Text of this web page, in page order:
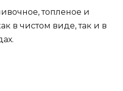
топленое и
в чистом виде, так и в